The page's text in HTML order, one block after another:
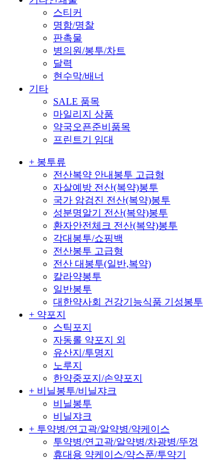
스티커
명함/명찰
판촉물
병의원/봉투/차트
달력
현수막/배너
기타
SALE 품목
마일리지 상품
약국오픈준비품목
프린트기 임대
+ 봉투류
전산복약 안내봉투 고급형
자살예방 전산(복약)봉투
국가 암검진 전산(복약)봉투
성분명알기 전산(복약)봉투
환자안전체크 전산(복약)봉투
각대봉투/쇼핑백
전산봉투 고급형
전산 대봉투(일반,복약)
칼라약봉투
일반봉투
대한약사회 건강기능식품 기성봉투
+ 약포지
스틱포지
자동롤 약포지 외
유산지/투명지
노루지
한약중포지/손약포지
+ 비닐봉투/비닐쟈크
비닐봉투
비닐쟈크
+ 투약병/연고곽/알약병/약케이스
투약병/연고곽/알약병/차광병/뚜껑
휴대용 약케이스/약스푼/투약기